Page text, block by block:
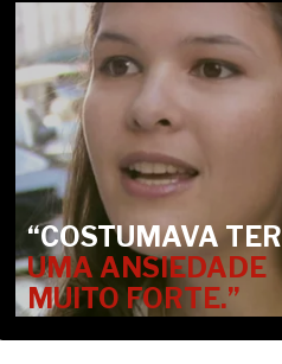
“COSTUMAVA TER
UMA ANSIEDADE
MUITO FORTE.”